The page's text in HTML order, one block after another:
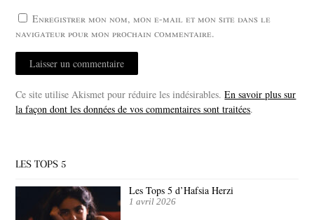
Enregistrer mon nom, mon e-mail et mon site dans le
navigateur pour mon prochain commentaire.
Ce site utilise Akismet pour réduire les indésirables.En savoir plus sur
la façon dont les données de vos commentaires sont traitées.
LES TOPS 5
Les Tops 5 d’Hafsia Herzi
1 avril 2026